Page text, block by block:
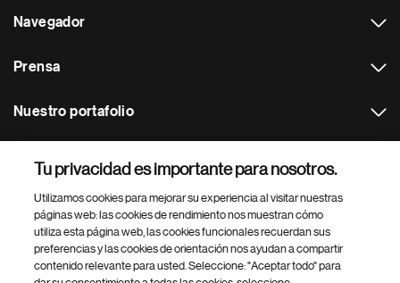
Navegador
Prensa
Nuestro portafolio
Footer Site Search
Tu privacidad es importante para nosotros.
Utilizamos cookies para mejorar su experiencia al visitar nuestras
páginas web: las cookies de rendimiento nos muestran cómo
utiliza esta página web, las cookies funcionales recuerdan sus
preferencias y las cookies de orientación nos ayudan a compartir
contenido relevante para usted. Seleccione: "Aceptar todo" para